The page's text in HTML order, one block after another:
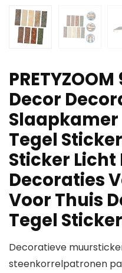
Decor
Tegel
Sticker Licht
Decoraties
Voor Thuis
Tegel
Decoratieve
steenkorrelpatronen